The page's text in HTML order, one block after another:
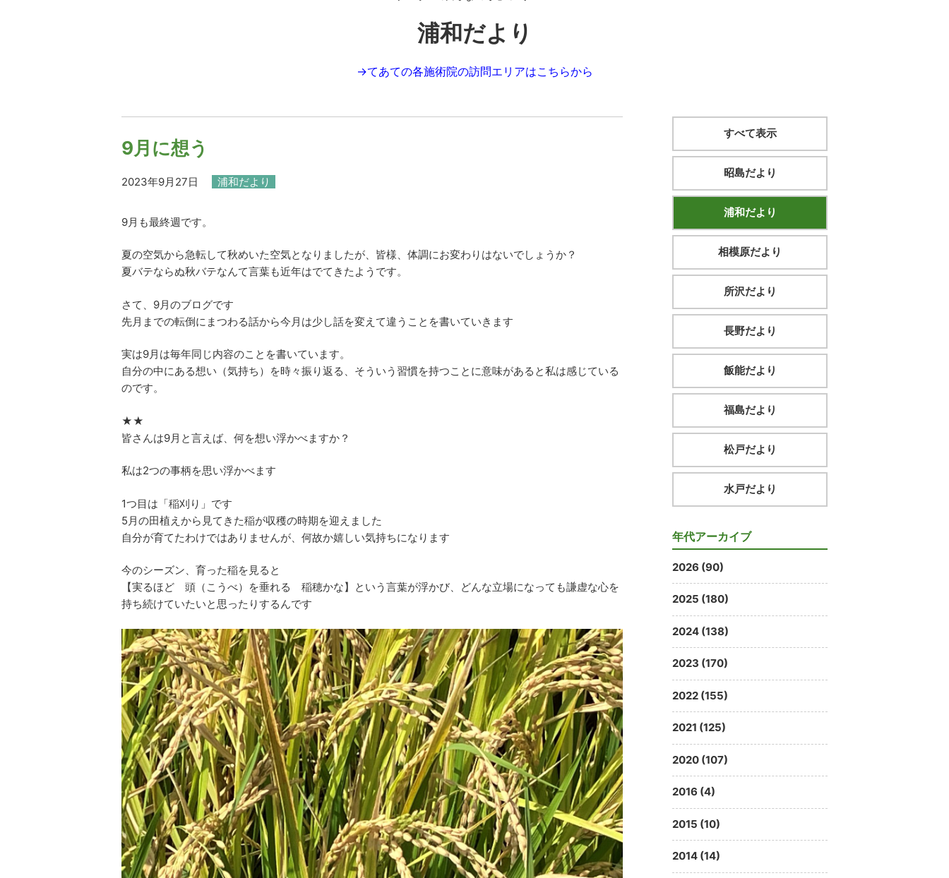
浦和だより
→てあての各施術院の訪問エリアはこちらから
9月に想う
2023年9月27日 浦和だより
9月も最終週です。
夏の空気から急転して秋めいた空気となりましたが、皆様、体調にお変わりはないでしょうか？
夏バテならぬ秋バテなんて言葉も近年はでてきたようです。
さて、9月のブログです
先月までの転倒にまつわる話から今月は少し話を変えて違うことを書いていきます
実は9月は毎年同じ内容のことを書いています。
自分の中にある想い（気持ち）を時々振り返る、そういう習慣を持つことに意味があると私は感じている
のです。
★★
皆さんは9月と言えば、何を想い浮かべますか？
私は2つの事柄を思い浮かべます
1つ目は「稲刈り」です
5月の田植えから見てきた稲が収穫の時期を迎えました
自分が育てたわけではありませんが、何故か嬉しい気持ちになります
今のシーズン、育った稲を見ると
【実るほど 頭（こうべ）を垂れる 稲穂かな】という言葉が浮かび、どんな立場になっても謙虚な心を
持ち続けていたいと思ったりするんです
すべて表示
昭島だより
浦和だより
相模原だより
所沢だより
長野だより
飯能だより
福島だより
松戸だより
水戸だより
年代アーカイブ
2026 (90)
2025 (180)
2024 (138)
2023 (170)
2022 (155)
2021 (125)
2020 (107)
2016 (4)
2015 (10)
2014 (14)